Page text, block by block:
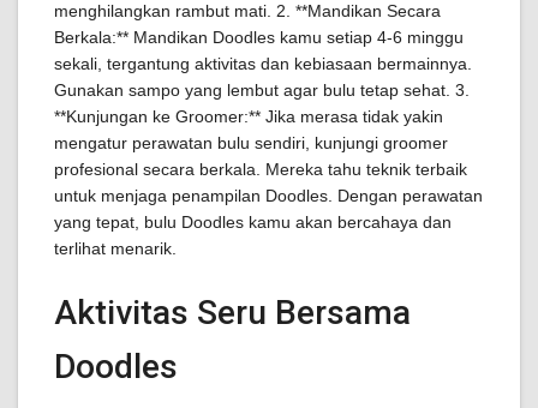
menghilangkan rambut mati. 2. **Mandikan Secara
Berkala:** Mandikan Doodles kamu setiap 4-6 minggu
sekali, tergantung aktivitas dan kebiasaan bermainnya.
Gunakan sampo yang lembut agar bulu tetap sehat. 3.
**Kunjungan ke Groomer:** Jika merasa tidak yakin
mengatur perawatan bulu sendiri, kunjungi groomer
profesional secara berkala. Mereka tahu teknik terbaik
untuk menjaga penampilan Doodles. Dengan perawatan
yang tepat, bulu Doodles kamu akan bercahaya dan
terlihat menarik.
Aktivitas Seru Bersama
Doodles